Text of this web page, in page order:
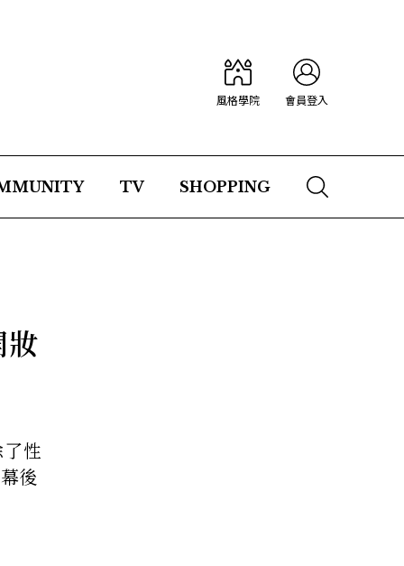
風格學院 會員登入
TV SHOPPING
性
後